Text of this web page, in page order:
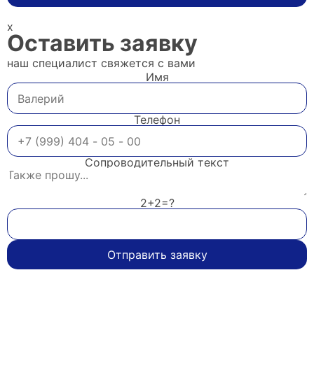
x
Оставить заявку
наш специалист свяжется с вами
Имя
Телефон
Сопроводительный текст
2+2=?
Отправить заявку